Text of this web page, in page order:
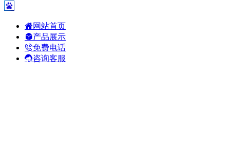
网站首页
产品展示
免费电话
咨询客服